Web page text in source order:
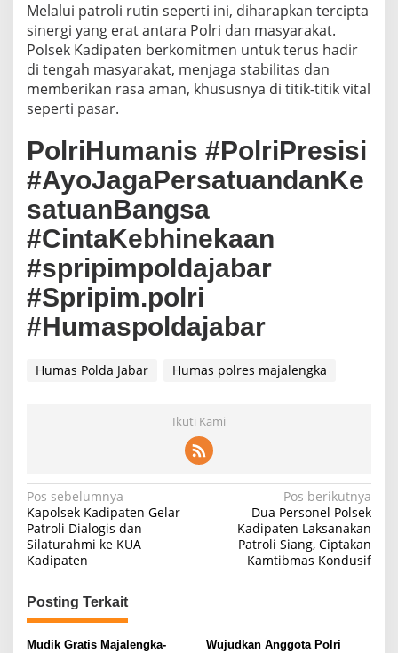
Melalui patroli rutin seperti ini, diharapkan tercipta
sinergi yang erat antara Polri dan masyarakat.
Polsek Kadipaten berkomitmen untuk terus hadir
di tengah masyarakat, menjaga stabilitas dan
memberikan rasa aman, khususnya di titik-titik vital
seperti pasar.
PolriHumanis #PolriPresisi
#AyoJagaPersatuandanKe
satuanBangsa
#CintaKebhinekaan
#spripimpoldajabar
#Spripim.polri
#Humaspoldajabar
Humas Polda Jabar Humas polres majalengka
Ikuti Kami
Navigasi
pos
Pos sebelumnya
Kapolsek Kadipaten Gelar
Patroli Dialogis dan
Silaturahmi ke KUA
Kadipaten
Pos berikutnya
Dua Personel Polsek
Kadipaten Laksanakan
Patroli Siang, Ciptakan
Kamtibmas Kondusif
Posting Terkait
Mudik Gratis Majalengka-
Wujudkan Anggota Polri